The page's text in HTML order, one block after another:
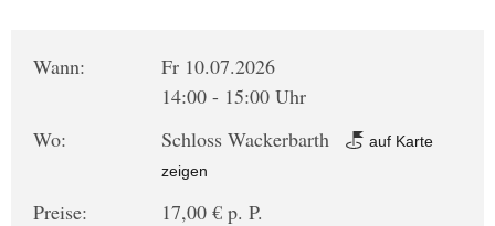
Wann:
Fr 10.07.2026
14:00 - 15:00 Uhr
Wo:
Schloss Wackerbarth
auf Karte
zeigen
Preise:
17,00 € p. P.